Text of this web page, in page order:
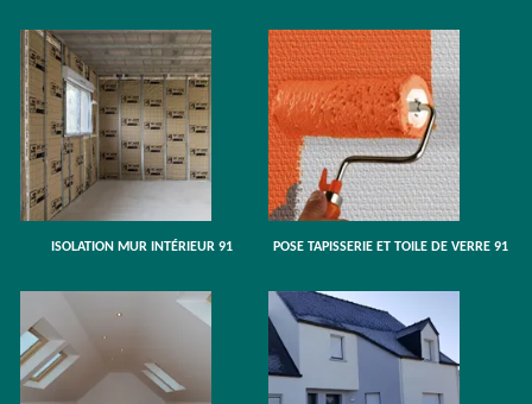
ISOLATION MUR INTÉRIEUR 91 POSE TAPISSERIE ET TOILE DE VERRE 91